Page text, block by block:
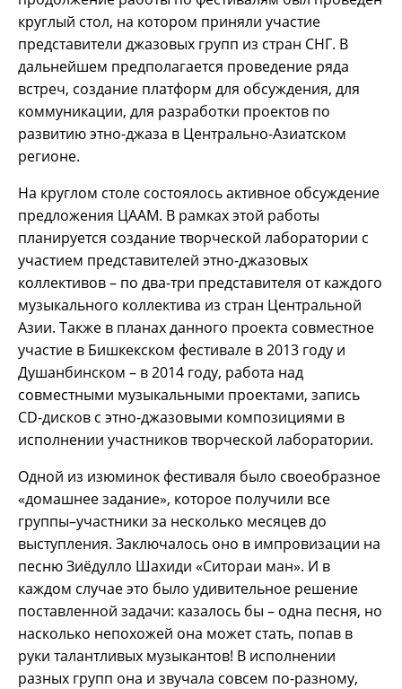
круглый стол, на котором приняли участие
представители джазовых групп из стран СНГ. В
дальнейшем предполагается проведение ряда
встреч, создание платформ для обсуждения, для
коммуникации, для разработки проектов по
развитию этно-джаза в Центрально-Азиатском
регионе.
На круглом столе состоялось активное обсуждение
предложения ЦААМ. В рамках этой работы
планируется создание творческой лаборатории с
участием представителей этно-джазовых
коллективов – по два-три представителя от каждого
музыкального коллектива из стран Центральной
Азии. Также в планах данного проекта совместное
участие в Бишкекском фестивале в 2013 году и
Душанбинском – в 2014 году, работа над
совместными музыкальными проектами, запись
CD-дисков с этно-джазовыми композициями в
исполнении участников творческой лаборатории.
Одной из изюминок фестиваля было своеобразное
«домашнее задание», которое получили все
группы–участники за несколько месяцев до
выступления. Заключалось оно в импровизации на
песню Зиёдулло Шахиди «Ситораи ман». И в
каждом случае это было удивительное решение
поставленной задачи: казалось бы – одна песня, но
насколько непохожей она может стать, попав в
руки талантливых музыкантов! В исполнении
разных групп она и звучала совсем по-разному,